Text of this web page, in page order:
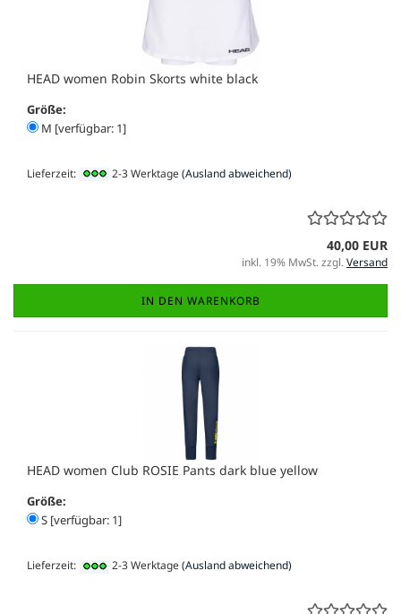
HEAD women Robin Skorts white black
Größe:
M [verfügbar: 1]
Lieferzeit: 2-3 Werktage(Ausland abweichend)
40,00 EUR
inkl. 19% MwSt. zzgl.Versand
IN DEN WARENKORB
HEAD women Club ROSIE Pants dark blue yellow
Größe:
S [verfügbar: 1]
Lieferzeit: 2-3 Werktage(Ausland abweichend)